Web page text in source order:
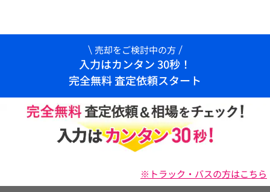
売却をご検討中の方
入力はカンタン 30秒！
完全無料 査定依頼スタート
※トラック・バスの方はこちら